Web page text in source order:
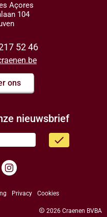
Açores
104
52 46
ons
nieuwsbrief
done
Privacy Cookies
copyright 2026 Craenen BVBA